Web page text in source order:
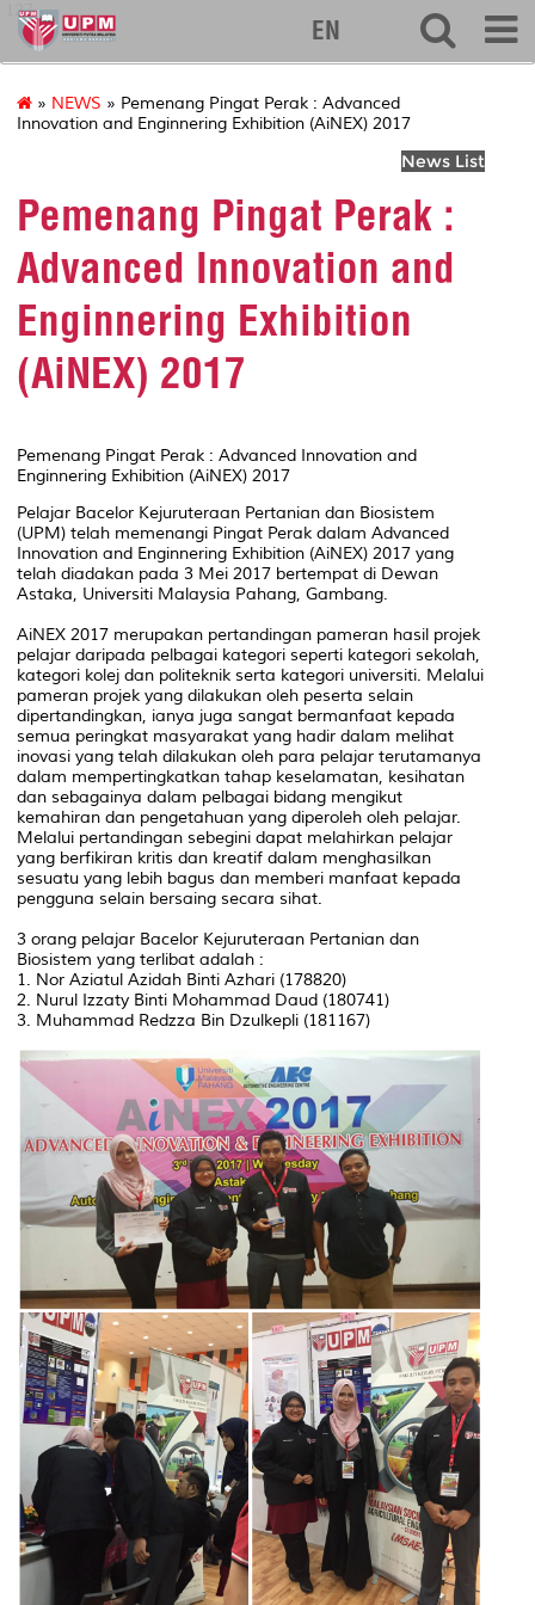
127
EN
» NEWS » Pemenang Pingat Perak : Advanced
Innovation and Enginnering Exhibition (AiNEX) 2017
News List
Pemenang Pingat Perak :
Advanced Innovation and
Enginnering Exhibition
(AiNEX) 2017
Pemenang Pingat Perak : Advanced Innovation and
Enginnering Exhibition (AiNEX) 2017
Pelajar Bacelor Kejuruteraan Pertanian dan Biosistem
(UPM) telah memenangi Pingat Perak dalam Advanced
Innovation and Enginnering Exhibition (AiNEX) 2017 yang
telah diadakan pada 3 Mei 2017 bertempat di Dewan
Astaka, Universiti Malaysia Pahang, Gambang.
AiNEX 2017 merupakan pertandingan pameran hasil projek
pelajar daripada pelbagai kategori seperti kategori sekolah,
kategori kolej dan politeknik serta kategori universiti. Melalui
pameran projek yang dilakukan oleh peserta selain
dipertandingkan, ianya juga sangat bermanfaat kepada
semua peringkat masyarakat yang hadir dalam melihat
inovasi yang telah dilakukan oleh para pelajar terutamanya
dalam mempertingkatkan tahap keselamatan, kesihatan
dan sebagainya dalam pelbagai bidang mengikut
kemahiran dan pengetahuan yang diperoleh oleh pelajar.
Melalui pertandingan sebegini dapat melahirkan pelajar
yang berfikiran kritis dan kreatif dalam menghasilkan
sesuatu yang lebih bagus dan memberi manfaat kepada
pengguna selain bersaing secara sihat.
3 orang pelajar Bacelor Kejuruteraan Pertanian dan
Biosistem yang terlibat adalah :
1. Nor Aziatul Azidah Binti Azhari (178820)
2. Nurul Izzaty Binti Mohammad Daud (180741)
3. Muhammad Redzza Bin Dzulkepli (181167)